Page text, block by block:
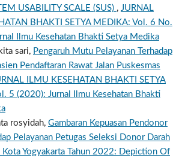
USABILITY SCALE (SUS) , JURNAL
BHAKTI SETYA MEDIKA: Vol. 6 No.
Ilmu Kesehatan Bhakti Setya Medika
sari, Pengaruh Mutu Pelayanan Terhadap
Pendaftaran Rawat Jalan Puskesmas
ILMU KESEHATAN BHAKTI SETYA
5 (2020): Jurnal Ilmu Kesehatan Bhakti
rosyidah, Gambaran Kepuasan Pendonor
Pelayanan Petugas Seleksi Donor Darah
Yogyakarta Tahun 2022: Depiction Of